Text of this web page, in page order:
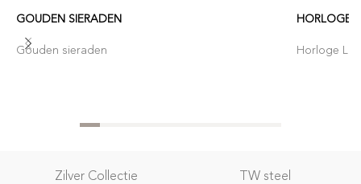
GOUDEN SIERADEN
Gouden sieraden
HORLOGE
Horloge
Zilver Collectie TW steel